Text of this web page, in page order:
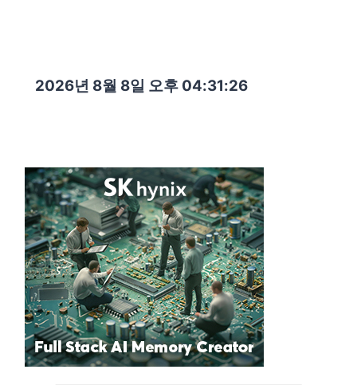
2026년 8월 8일 오후 04:31:27